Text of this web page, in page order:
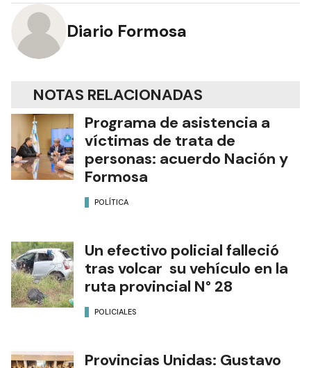
Diario Formosa
NOTAS RELACIONADAS
Programa de asistencia a
víctimas de trata de
personas: acuerdo Nación y
Formosa
POLÍTICA
Un efectivo policial falleció
tras volcar su vehículo en la
ruta provincial N° 28
POLICIALES
Provincias Unidas: Gustavo